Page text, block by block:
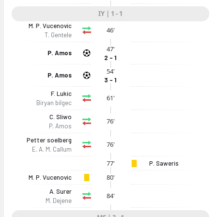
IY | 1 - 1
M. P. Vucenovic
T. Gentele
46'
P. Amos 47'
2 - 1
P. Amos 54'
3 - 1
F. Lukic
Biryan bilgec
61'
C. Sliwo
P. Amos
76'
Petter soelberg
E. A. M. Callum
76'
77'
P. Saweris
M. P. Vucenovic
80'
A. Surer
M. Dejene
84'